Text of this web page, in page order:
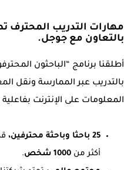
بالتعاون مع جوجل.
أطلقنا برنامج “الباحثون
بالتدريب عبر الممارسة ونقل
المعلومات على الإنترنت
25 باحثا وباحثة محترفين،
أكثر من 1000 شخص
.